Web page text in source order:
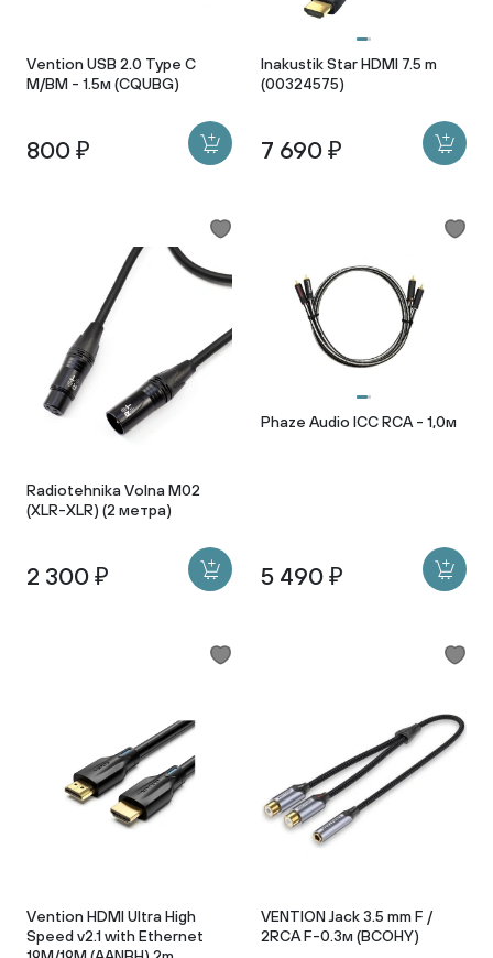
Vention USB 2.0 Type C
M/BM - 1.5м (CQUBG)
800 ₽
Inakustik Star HDMI 7.5 m
(00324575)
7 690 ₽
Radiotehnika Volna M02
(XLR-XLR) (2 метра)
2 300 ₽
Phaze Audio ICC RCA - 1,0м
5 490 ₽
Vention HDMI Ultra High
Speed v2.1 with Ethernet
VENTION Jack 3.5 mm F /
2RCA F-0.3м (BCOHY)